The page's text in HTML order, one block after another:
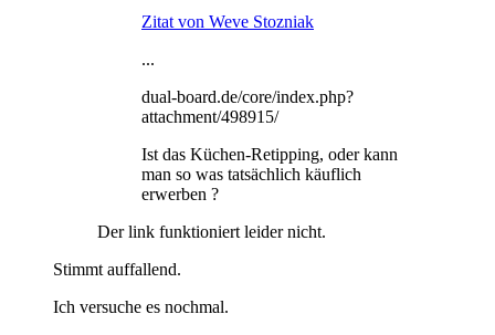
Zitat von Weve Stozniak
...
dual-board.de/core/index.php?
attachment/498915/
Ist das Küchen-Retipping, oder kann
man so was tatsächlich käuflich
erwerben ?
Der link funktioniert leider nicht.
Stimmt auffallend.
Ich versuche es nochmal.